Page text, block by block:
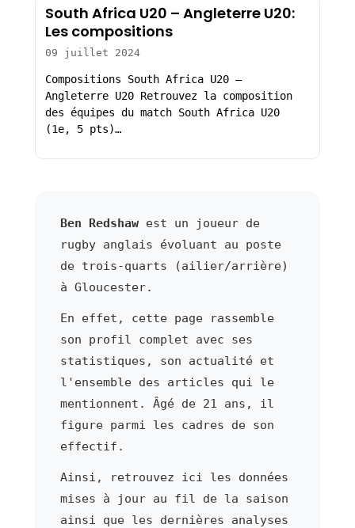
South Africa U20 – Angleterre U20:
Les compositions
09 juillet 2024
Compositions South Africa U20 –
Angleterre U20 Retrouvez la composition
des équipes du match South Africa U20
(1e, 5 pts)…
Ben Redshawest un joueur de
rugby anglais évoluant au poste
de trois-quarts (ailier/arrière)
à Gloucester.
En effet, cette page rassemble
son profil complet avec ses
statistiques, son actualité et
l'ensemble des articles qui le
mentionnent. Âgé de 21 ans, il
figure parmi les cadres de son
effectif.
Ainsi, retrouvez ici les données
mises à jour au fil de la saison
ainsi que les dernières analyses